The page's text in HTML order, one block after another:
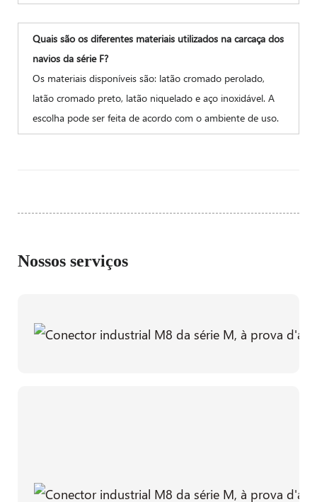
Quais são os diferentes materiais utilizados na carcaça dos
navios da série F?
Os materiais disponíveis são: latão cromado perolado,
latão cromado preto, latão niquelado e aço inoxidável. A
escolha pode ser feita de acordo com o ambiente de uso.
Nossos serviços